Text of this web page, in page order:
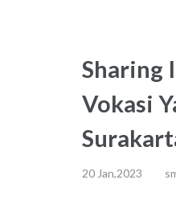
Sharing
Vokasi
20 Jan,2023